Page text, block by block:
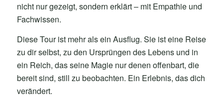
nicht nur gezeigt, sondern erklärt – mit Empathie und
Fachwissen.
Diese Tour ist mehr als ein Ausflug. Sie ist eine Reise
zu dir selbst, zu den Ursprüngen des Lebens und in
ein Reich, das seine Magie nur denen offenbart, die
bereit sind, still zu beobachten. Ein Erlebnis, das dich
verändert.